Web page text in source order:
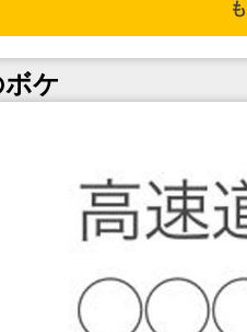
ケ